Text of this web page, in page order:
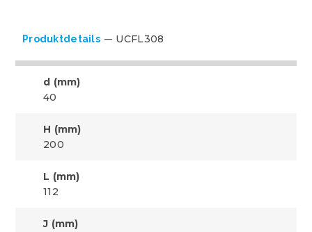
Produktdetails UCFL308
d (mm)
40
H (mm)
200
L (mm)
112
J (mm)